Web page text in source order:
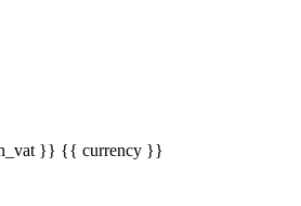
}} {{ currency }}